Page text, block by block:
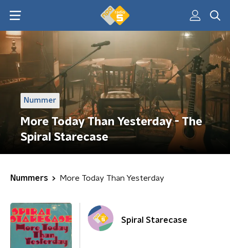
Nummer
More Today Than Yesterday - The
Spiral Starecase
Nummers More Today Than Yesterday
Spiral Starecase